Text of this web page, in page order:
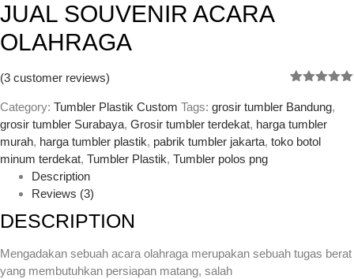
JUAL SOUVENIR ACARA
OLAHRAGA
out of 5
based on
customer
ratings
(3 customer reviews)
Category: Tumbler Plastik Custom Tags: grosir tumbler Bandung,
grosir tumbler Surabaya, Grosir tumbler terdekat, harga tumbler
murah, harga tumbler plastik, pabrik tumbler jakarta, toko botol
minum terdekat, Tumbler Plastik, Tumbler polos png
Description
Reviews (3)
DESCRIPTION
Mengadakan sebuah acara olahraga merupakan sebuah tugas berat
yang membutuhkan persiapan matang, salah